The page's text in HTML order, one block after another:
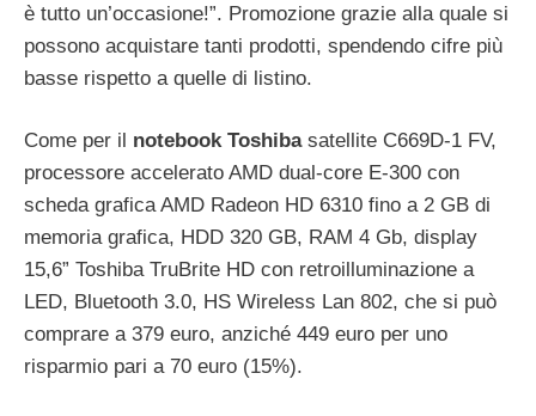
è tutto un’occasione!”. Promozione grazie alla quale si
possono acquistare tanti prodotti, spendendo cifre più
basse rispetto a quelle di listino.
Come per il notebook Toshibasatellite C669D-1 FV,
processore accelerato AMD dual-core E-300 con
scheda grafica AMD Radeon HD 6310 fino a 2 GB di
memoria grafica, HDD 320 GB, RAM 4 Gb, display
15,6” Toshiba TruBrite HD con retroilluminazione a
LED, Bluetooth 3.0, HS Wireless Lan 802, che si può
comprare a 379 euro, anziché 449 euro per uno
risparmio pari a 70 euro (15%).